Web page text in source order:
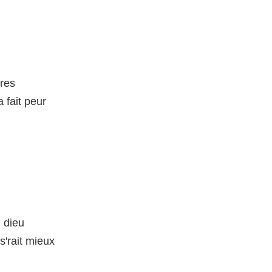
fait peur
dieu
mieux